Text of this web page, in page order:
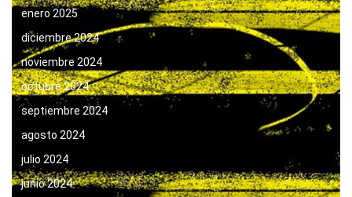
enero 2025
diciembre 2024
noviembre 2024
octubre 2024
septiembre 2024
agosto 2024
julio 2024
junio 2024